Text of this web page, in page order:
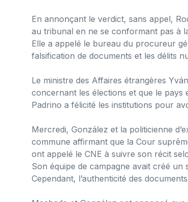
En annonçant le verdict, sans appel,
au tribunal en ne se conformant pas à
Elle a appelé le bureau du procureur
falsification de documents et les délits
Le ministre des Affaires étrangères
concernant les élections et que le pays
Padrino a félicité les institutions pour
Mercredi, González et la politicienne
commune affirmant que la Cour
ont appelé le CNE à suivre son récit
Son équipe de campagne avait créé
Cependant, l’authenticité des